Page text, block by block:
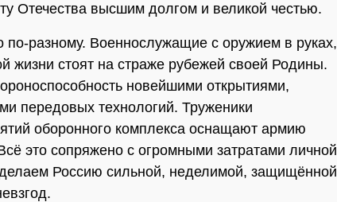
Отечества высшим долгом и великой честью.
разному. Военнослужащие с оружием в руках,
жизни стоят на страже рубежей своей Родины.
новейшими открытиями,
передовых технологий. Труженики
оборонного комплекса оснащают армию
это сопряжено с огромными затратами личной
Россию сильной, неделимой, защищённой